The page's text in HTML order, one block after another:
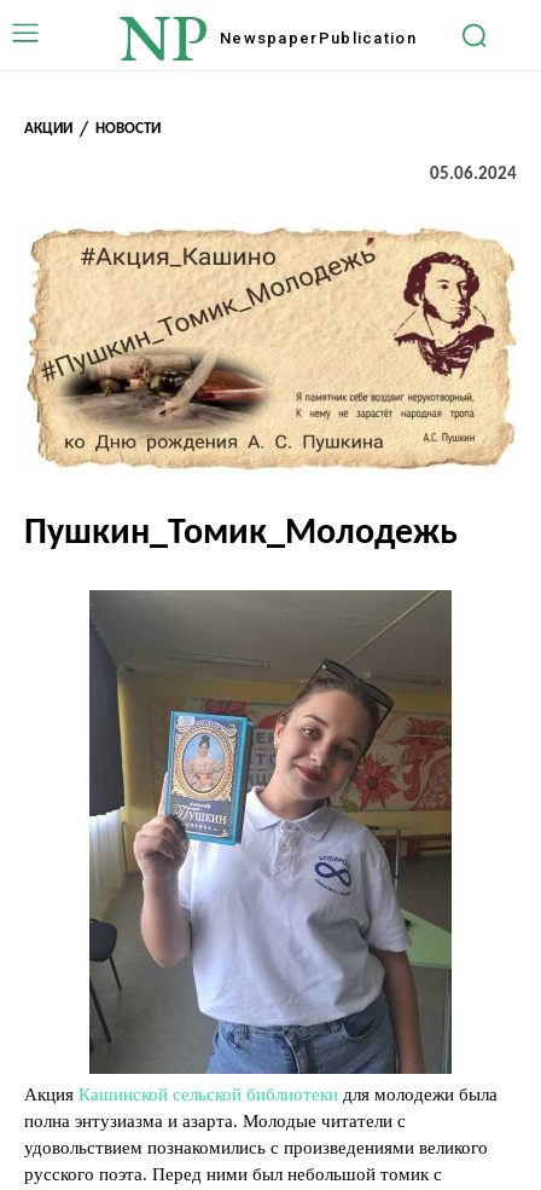
NP Newspaper Publication
АКЦИИ НОВОСТИ
05.06.2024
Пушкин_Томик_Молодежь
Акция Кашинской сельской библиотеки для молодежи была
полна энтузиазма и азарта. Молодые читатели с
удовольствием познакомились с произведениями великого
русского поэта. Перед ними был небольшой томик с